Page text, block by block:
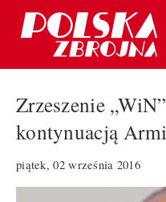
Zrzeszenie
kontynuacją
piątek, 02 września 2016